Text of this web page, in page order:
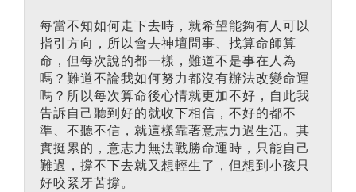
每當不知如何走下去時，就希望能夠有人可以
指引方向，所以會去神壇問事、找算命師算
命，但每次說的都一樣，難道不是事在人為
嗎？難道不論我如何努力都沒有辦法改變命運
嗎？所以每次算命後心情就更加不好，自此我
告訴自己聽到好的就收下相信，不好的都不
準、不聽不信，就這樣靠著意志力過生活。其
實挺累的，意志力無法戰勝命運時，只能自己
難過，撐不下去就又想輕生了，但想到小孩只
好咬緊牙苦撐。